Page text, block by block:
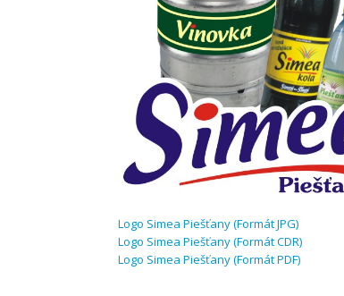
Logo Simea Piešťany (Formát JPG)
Logo Simea Piešťany (Formát CDR)
Logo Simea Piešťany (Formát PDF)